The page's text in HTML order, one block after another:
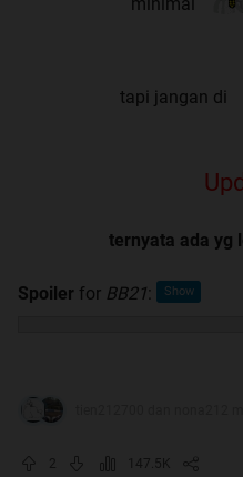
tapi jangan di
ternyata ada yg
Spoiler for BB21:
147.5K